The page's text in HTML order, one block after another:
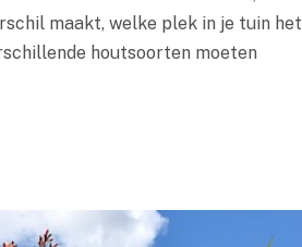
maakt, welke plek in je tuin het
houtsoorten moeten